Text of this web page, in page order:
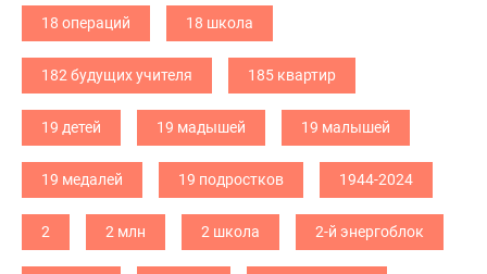
18 операций 18 школа
182 будущих учителя 185 квартир
19 детей 19 мадышей 19 малышей
19 медалей 19 подростков 1944-2024
2 2 млн 2 школа 2-й энергоблок